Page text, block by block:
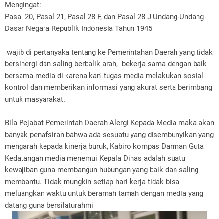
Mengingat:
Pasal 20, Pasal 21, Pasal 28 F, dan Pasal 28 J Undang-Undang
Dasar Negara Republik Indonesia Tahun 1945
wajib di pertanyaka tentang ke Pemerintahan Daerah yang tidak
bersinergi dan saling berbalik arah, bekerja sama dengan baik
bersama media di karena kan' tugas media melakukan sosial
kontrol dan memberikan informasi yang akurat serta berimbang
untuk masyarakat.
Bila Pejabat Pemerintah Daerah Alergi Kepada Media maka akan
banyak penafsiran bahwa ada sesuatu yang disembunyikan yang
mengarah kepada kinerja buruk, Kabiro kompas Darman Guta
Kedatangan media menemui Kepala Dinas adalah suatu
kewajiban guna membangun hubungan yang baik dan saling
membantu. Tidak mungkin setiap hari kerja tidak bisa
meluangkan waktu untuk beramah tamah dengan media yang
datang guna bersilaturahmi